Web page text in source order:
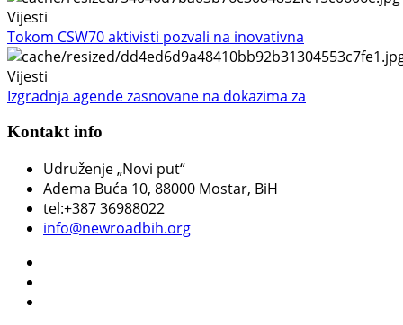
Vijesti
Tokom CSW70 aktivisti pozvali na inovativna
Vijesti
Izgradnja agende zasnovane na dokazima za
Kontakt info
Udruženje „Novi put“
Adema Buća 10, 88000 Mostar, BiH
tel:+387 36988022
info@newroadbih.org